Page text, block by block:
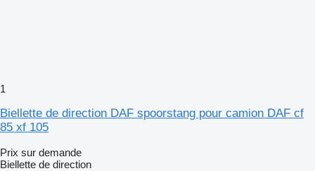
1
Biellette de direction DAF spoorstang pour camion DAF cf
85 xf 105
Prix sur demande
Biellette de direction